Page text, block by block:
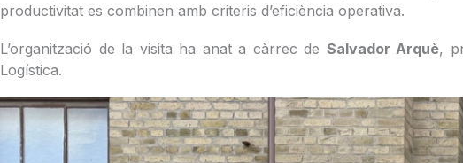
productivitat es combinen amb criteris d’eficiència operativa.
L’organització de la visita ha anat a càrrec de Salvador Arquè,
Logística.